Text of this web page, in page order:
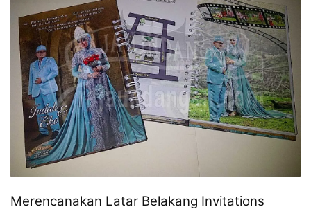
Merencanakan Latar Belakang Invitations